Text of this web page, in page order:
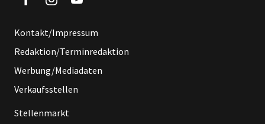
Kontakt/Impressum
Redaktion/Terminredaktion
Werbung/Mediadaten
Verkaufsstellen
Stellenmarkt